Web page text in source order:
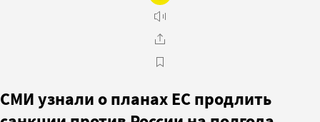
СМИ узнали о планах ЕС продлить